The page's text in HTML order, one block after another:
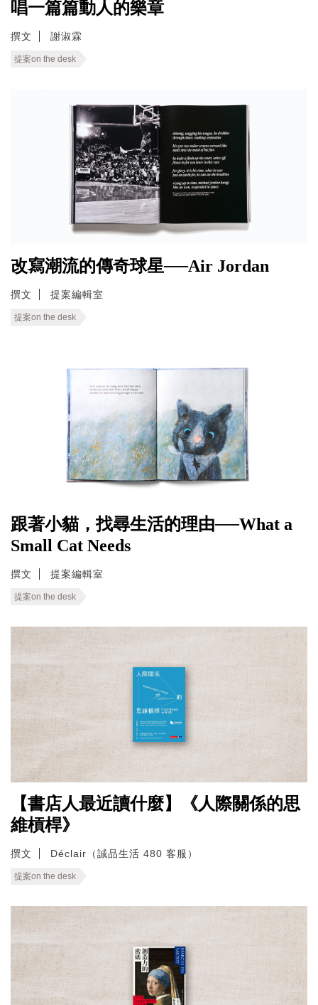
唱一篇篇動人的樂章
撰文 謝淑霖
提案on the desk
改寫潮流的傳奇球星──Air Jordan
撰文 提案編輯室
提案on the desk
跟著小貓，找尋生活的理由──What a
Small Cat Needs
撰文 提案編輯室
提案on the desk
【書店人最近讀什麼】《人際關係的思
維槓桿》
撰文 Déclair（誠品生活 480 客服）
提案on the desk